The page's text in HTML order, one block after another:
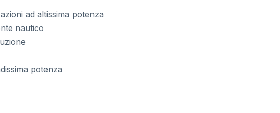
ad altissima potenza
nautico
potenza